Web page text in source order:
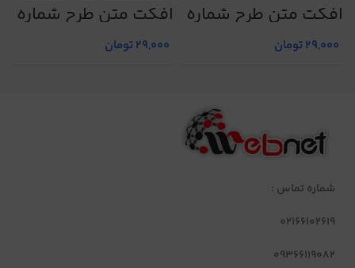
افکت متن طرح شماره
29,000تومان
افکت متن طرح شماره
29,000تومان
شماره تماس :
02166102619
09366119082